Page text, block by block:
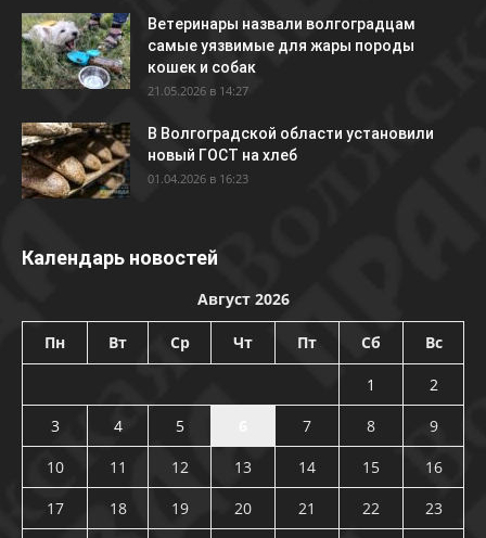
Ветеринары назвали волгоградцам
самые уязвимые для жары породы
кошек и собак
21.05.2026 в 14:27
В Волгоградской области установили
новый ГОСТ на хлеб
01.04.2026 в 16:23
Календарь новостей
Август 2026
Пн Вт Ср Чт Пт Сб Вс
1
2
3
4 5 7 8
9
10
11 12 13 14 15
16
17
18 19 20 21 22
23